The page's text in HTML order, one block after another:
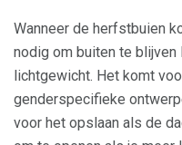
Wanneer de herfstbuien
nodig om buiten te
lichtgewicht. Het komt
genderspecifieke
voor het opslaan als de